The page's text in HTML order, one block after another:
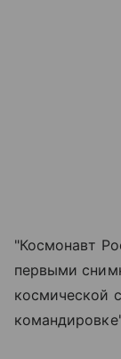
"Космонавт
первыми
космической